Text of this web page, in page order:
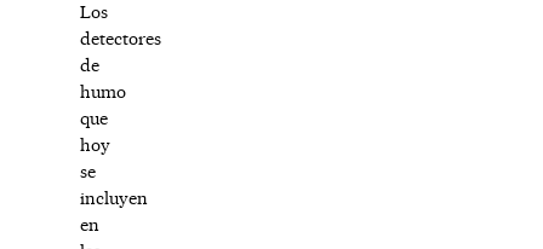
Los
detectores
de
humo
que
hoy
se
incluyen
en